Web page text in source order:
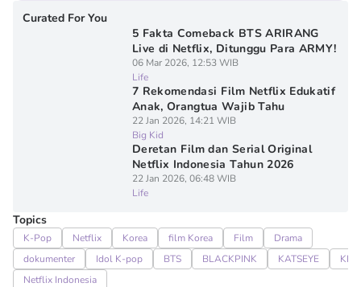
Curated For You
5 Fakta Comeback BTS ARIRANG
Live di Netflix, Ditunggu Para ARMY!
06 Mar 2026, 12:53 WIB
Life
7 Rekomendasi Film Netflix Edukatif
Anak, Orangtua Wajib Tahu
22 Jan 2026, 14:21 WIB
Big Kid
Deretan Film dan Serial Original
Netflix Indonesia Tahun 2026
22 Jan 2026, 06:48 WIB
Life
Topics
K-Pop Netflix Korea film Korea Film
Drama
dokumenter
Idol K-pop BTS BLACKPINK KATSEYE
Netflix Indonesia